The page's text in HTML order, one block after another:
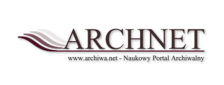
Archnet